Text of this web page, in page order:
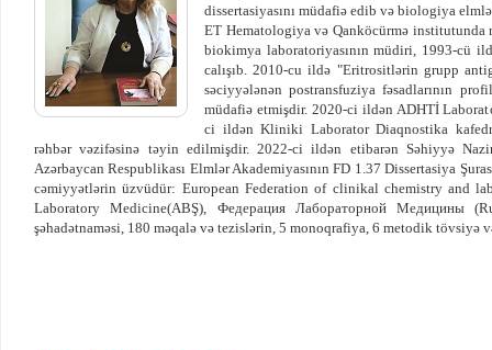
dissertasiyasını müdafiə edib və biologiya
ET Hematologiya və Qanköcürmə
biokimya laboratoriyasının müdiri, 1993-cü
calışıb. 2010-cu ildə "Eritrositlərin grupp
səciyyələnən postransfuziya fəsadlarının
müdafiə etmişdir. 2020-ci ildən ADHTİ
ci ildən Kliniki Laborator Diaqnostika
rəhbər vəzifəsinə təyin edilmişdir. 2022-ci ildən etibarən Səhiyyə
Azərbaycan Respublikası Elmlər Akademiyasının FD 1.37 Dissertasiya
cəmiyyətlərin üzvüdür: European Federation of clinikal chemistry and
Laboratory Medicine(ABŞ), Федерация Лабораторной Медицины
şəhadətnaməsi, 180 məqalə və tezislərin, 5 monoqrafiya, 6 metodik tövsiyə